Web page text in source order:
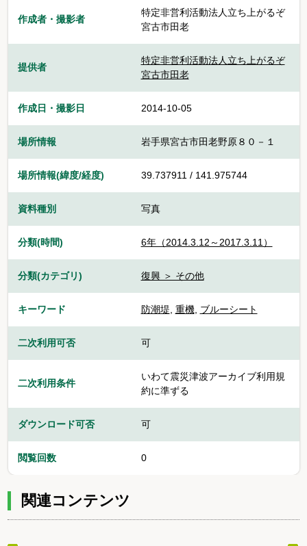
作成者・撮影者
特定非営利活動法人立ち上がるぞ
宮古市田老
提供者
特定非営利活動法人立ち上がるぞ
宮古市田老
作成日・撮影日 2014-10-05
場所情報 岩手県宮古市田老野原８０－１
場所情報(緯度/経度) 39.737911 / 141.975744
資料種別 写真
分類(時間) 6年（2014.3.12～2017.3.11）
分類(カテゴリ) 復興 ＞ その他
キーワード 防潮堤, 重機, ブルーシート
二次利用可否 可
二次利用条件
いわて震災津波アーカイブ利用規
約に準ずる
ダウンロード可否 可
閲覧回数 0
関連コンテンツ